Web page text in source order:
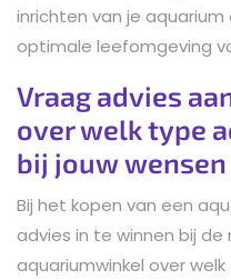
inrichten van je
optimale leefomgeving
Vraag advies
over welk type
bij jouw
Bij het kopen van een
advies in te winnen bij
aquariumwinkel over